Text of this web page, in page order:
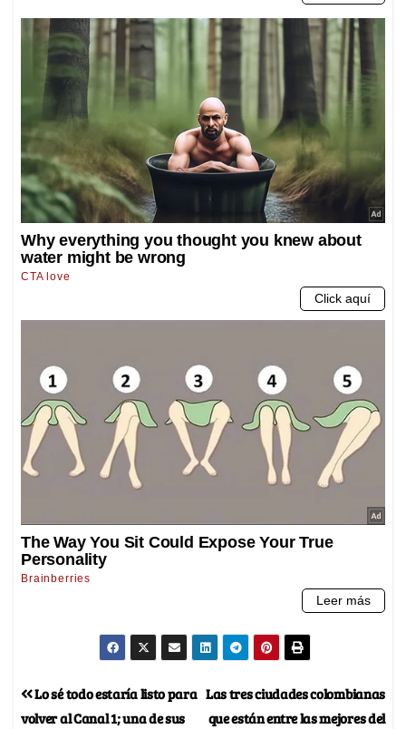
Las tres ciudades colombianas
que están entre las mejores del
Lo sé todo estaría listo para
volver al Canal 1; una de sus